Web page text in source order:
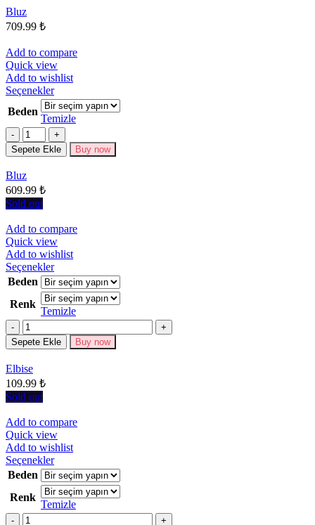
Bluz
709.99 ₺
Add to compare
Quick view
Add to wishlist
SeçeneklerBu
ürünün
birden
fazla
varyasyonu
var.
Beden
Temizle
Miktar
Sepete Ekle Buy now
Bluz
609.99 ₺
Sold out
Add to compare
Quick view
Add to wishlist
SeçeneklerBu
ürünün
birden
fazla
varyasyonu
Seçenekler
Beden
Renk
Temizle
Miktar
Sepete Ekle Buy now
Elbise
109.99 ₺
Sold out
Add to compare
Quick view
Add to wishlist
SeçeneklerBu
ürünün
birden
fazla
varyasyonu
Beden
Renk
Temizle
Miktar